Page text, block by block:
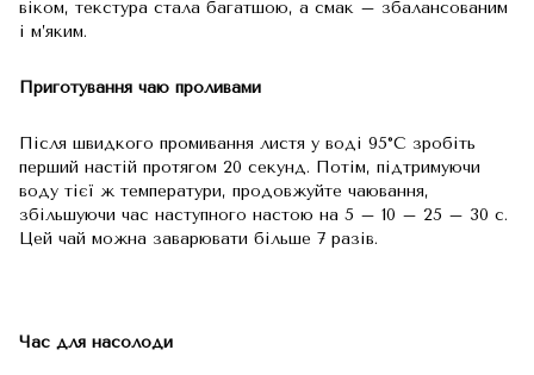
віком, текстура стала багатшою, а смак – збалансованим
і м’яким.
Приготування чаю проливами
Після швидкого промивання листя у воді 95°С зробіть
перший настій протягом 20 секунд. Потім, підтримуючи
воду тієї ж температури, продовжуйте чаювання,
збільшуючи час наступного настою на 5 – 10 – 25 – 30 с.
Цей чай можна заварювати більше 7 разів.
Час для насолоди